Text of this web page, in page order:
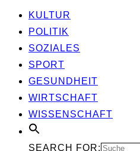
KUL­TUR
POLI­TIK
SOZIA­LES
SPORT
GESUND­HEIT
WIRT­SCHAFT
WIS­SEN­SCHAFT
SEARCH FOR: